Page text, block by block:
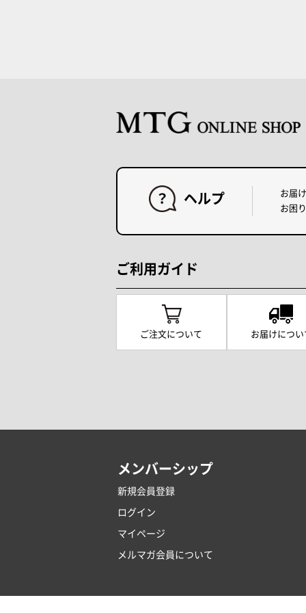
ヘルプ
お届
お困
ご利用ガイド
ご注文について お届けについ
メンバーシップ
新規会員登録
ログイン
マイページ
メルマガ会員について